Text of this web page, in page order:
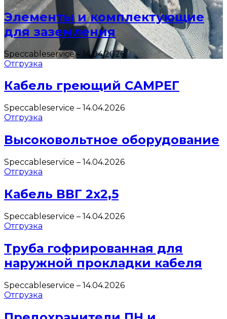
Элементы и комплектующие
для заземления
Speccableservice– 14.04.2026
Отгрузка
Кабель греющий САМРЕГ
Speccableservice – 14.04.2026
Отгрузка
Высоковольтное оборудование
Speccableservice – 14.04.2026
Отгрузка
Кабель ВВГ 2х2,5
Speccableservice – 14.04.2026
Отгрузка
Труба гофрированная для
наружной прокладки кабеля
Speccableservice – 14.04.2026
Отгрузка